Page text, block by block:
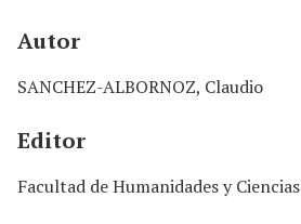
Autor
SANCHEZ-ALBORNOZ, Claudio
Editor
Facultad de Humanidades y Ciencias